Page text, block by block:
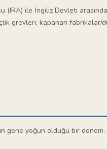
ile İngiliz Devleti
grevleri, kapanan fabrikalar/
gene yoğun olduğu bir